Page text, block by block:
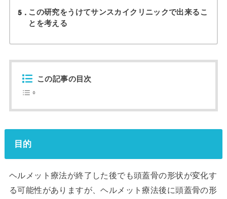
5
この研究をうけてサンスカイクリニックで出来るこ
とを考える
この記事の目次
目的
ヘルメット療法が終了した後でも頭蓋骨の形状が変化す
る可能性がありますが、ヘルメット療法後に頭蓋骨の形